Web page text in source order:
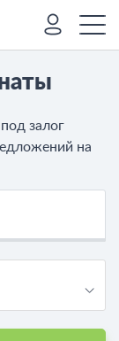
залог
на
и получите